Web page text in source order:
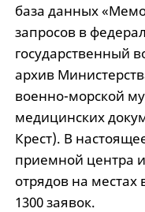
база данных
запросов в
государственный
архив
военно-морской
медицинских
Крест). В
приемной центра
отрядов на местах
1300 заявок.